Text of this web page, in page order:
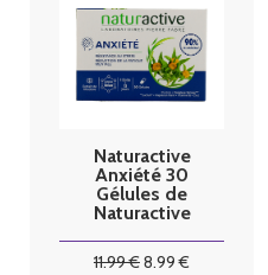
Naturactive
Anxiété 30
Gélules de
Naturactive
11.99€8.99 €